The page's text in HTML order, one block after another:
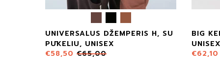
UNIVERSALUS DŽEMPERIS H, SU
PŪKELIU, UNISEX
€58,50 €65,00
BIG
€62,10